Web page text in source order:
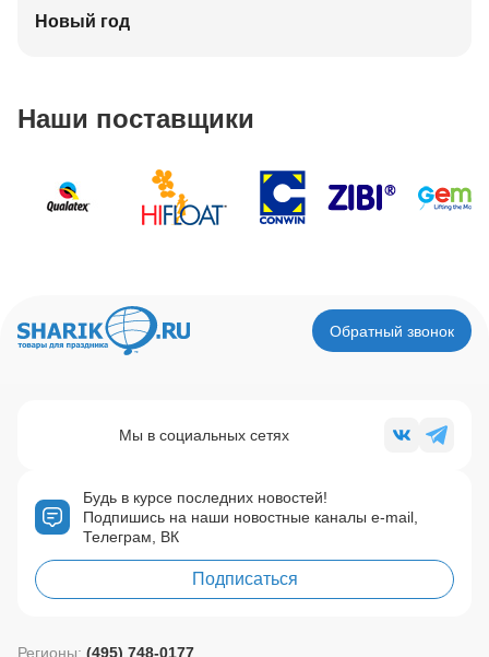
Новый год
Наши поставщики
Обратный звонок
Будь в курсе последних новостей!
Подпишись на наши новостные каналы e-mail,
Телеграм, ВК
Подписаться
Мы в социальных сетях
Регионы: (495) 748-0177